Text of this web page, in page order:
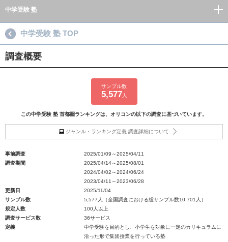
中学受験 塾
中学受験 塾 TOP
調査概要
サンプル数
5,577 人
この中学受験 塾 首都圏ランキングは、オリコンの以下の調査に基づいています。
ジャンル・ランキング定義 調査詳細について
事前調査
2025/01/09～2025/04/11
調査期間
2025/04/14～2025/08/01
2024/04/02～2024/06/24
2023/04/11～2023/06/28
更新日
2025/11/04
サンプル数
5,577人（全国調査における総サンプル数10,701人）
規定人数
100人以上
調査サービス数
36サービス
定義
中学受験を目的とし、小学生を対象に一定のカリキュラムに
沿った形で集団授業を行っている塾